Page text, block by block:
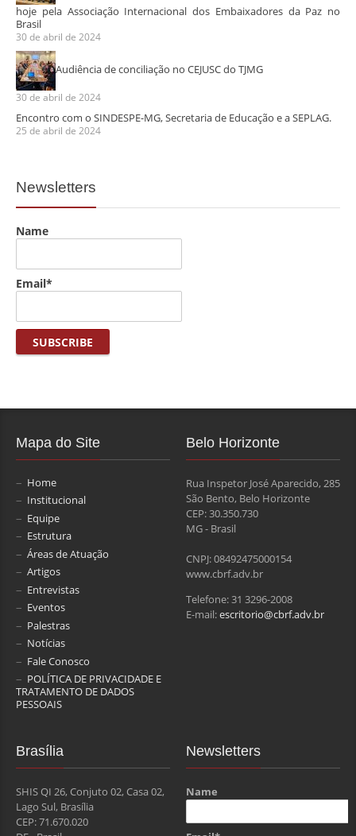
hoje pela Associação Internacional dos Embaixadores da Paz no
Brasil
30 de abril de 2024
Audiência de conciliação no CEJUSC do TJMG
30 de abril de 2024
Encontro com o SINDESPE-MG, Secretaria de Educação e a SEPLAG.
25 de abril de 2024
Newsletters
Name
Email*
Mapa do Site
Home
Institucional
Equipe
Estrutura
Áreas de Atuação
Artigos
Entrevistas
Eventos
Palestras
Notícias
Fale Conosco
POLÍTICA DE PRIVACIDADE E
TRATAMENTO DE DADOS
PESSOAIS
Belo Horizonte
Rua Inspetor José Aparecido, 285
São Bento, Belo Horizonte
CEP: 30.350.730
MG - Brasil
CNPJ: 08492475000154
www.cbrf.adv.br
Telefone: 31 3296-2008
E-mail:escritorio@cbrf.adv.br
Brasília
SHIS QI 26, Conjuto 02, Casa 02,
Lago Sul, Brasília
CEP: 71.670.020
Newsletters
Name